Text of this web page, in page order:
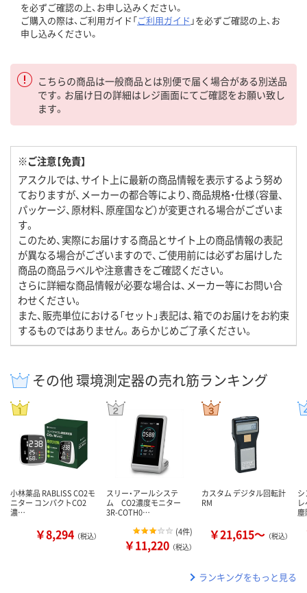
を必ずご確認の上、お申し込みください。
ご購入の際は、ご利用ガイド「ご利用ガイド 」を必ずご確認の上、お
申し込みください。
こちらの商品は一般商品とは別便で届く場合がある別送品
です。お届け日の詳細はレジ画面にてご確認をお願い致し
ます。
※ご注意【免責】
アスクルでは、サイト上に最新の商品情報を表示するよう努め
ておりますが、メーカーの都合等により、商品規格・仕様（容量、
パッケージ、原材料、原産国など）が変更される場合がございま
す。
このため、実際にお届けする商品とサイト上の商品情報の表記
が異なる場合がございますので、ご使用前には必ずお届けした
商品の商品ラベルや注意書きをご確認ください。
さらに詳細な商品情報が必要な場合は、メーカー等にお問い合
わせください。
また、販売単位における「セット」表記は、箱でのお届けをお約束
するものではありません。あらかじめご了承ください。
その他 環境測定器の売れ筋ランキング
小林薬品 RABLISS CO2モ
ニター コンパクトCO2
濃…
￥8,294 （税込）
スリー・アールシステ
ム CO2濃度モニター
3R-COTH0…
(4件)
￥11,220 （税込）
カスタム デジタル回転計
RM
￥21,615～ （税込）
ランキングをもっと見る